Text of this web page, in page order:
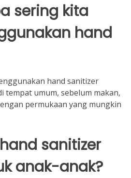
sering kita
hand
hand sanitizer
tempat umum, sebelum makan,
permukaan yang mungkin
sanitizer
anak-anak?